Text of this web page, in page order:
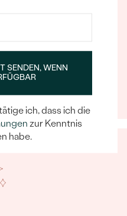
einkaufen, können Sie
Team dafür sorgt,
Schmuckstücks zu
Erlebnis wird.
SENDEN, WENN
ich, dass ich die
zur Kenntnis
habe.